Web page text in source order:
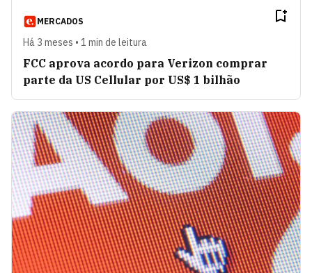
MERCADOS
Há 3 meses • 1 min de leitura
FCC aprova acordo para Verizon comprar
parte da US Cellular por US$ 1 bilhão